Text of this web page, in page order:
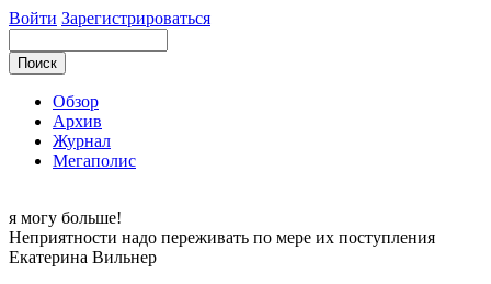
Войти Зарегистрироваться
Обзор
Архив
Журнал
Мегаполис
я могу больше!
Неприятности надо переживать по мере их поступления
Екатерина Вильнер